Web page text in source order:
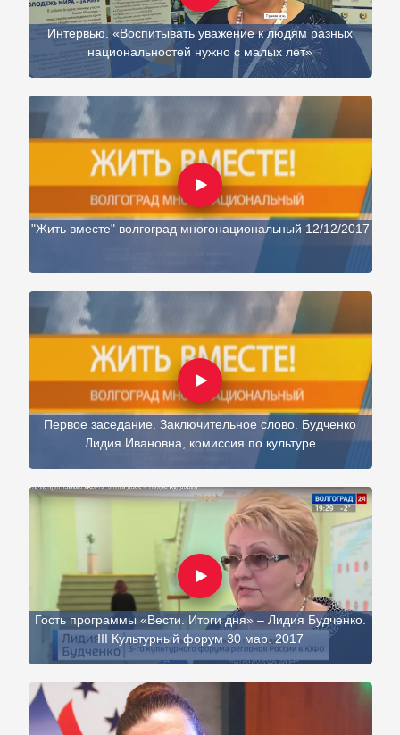
Интервью. «Воспитывать уважение к людям разных
национальностей нужно с малых лет»
"Жить вместе" волгоград многонациональный 12/12/2017
Первое заседание. Заключительное слово. Будченко
Лидия Ивановна, комиссия по культуре
Гость программы «Вести. Итоги дня» – Лидия Будченко.
III Культурный форум 30 мар. 2017